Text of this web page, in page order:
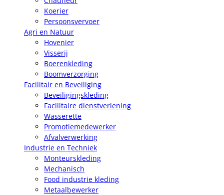
Koerier
Persoonsvervoer
Agri en Natuur
Hovenier
Visserij
Boerenkleding
Boomverzorging
Facilitair en Beveiliging
Beveiligingskleding
Facilitaire dienstverlening
Wasserette
Promotiemedewerker
Afvalverwerking
Industrie en Techniek
Monteurskleding
Mechanisch
Food industrie kleding
Metaalbewerker